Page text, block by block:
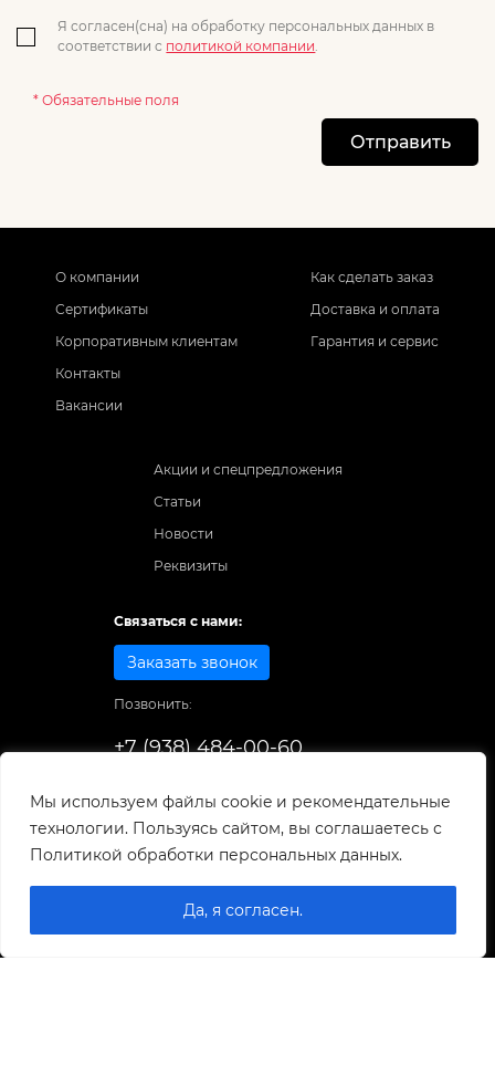
Мы используем файлы cookie и рекомендательные
технологии. Пользуясь сайтом, вы соглашаетесь с
Политикой обработки персональных данных.
Да, я согласен.
Я согласен(сна) на обработку персональных данных в
соответствии с политикой компании.
* Обязательные поля
Отправить
О компании
Сертификаты
Корпоративным клиентам
Контакты
Вакансии
Как сделать заказ
Доставка и оплата
Гарантия и сервис
Акции и спецпредложения
Статьи
Новости
Реквизиты
Связаться с нами:
Заказать звонок
Позвонить:
+7 (938) 484-00-60
© 1998-2025
0